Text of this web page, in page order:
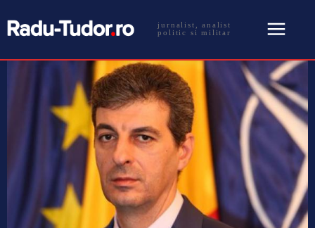
jurnalist, analist
politic si militar